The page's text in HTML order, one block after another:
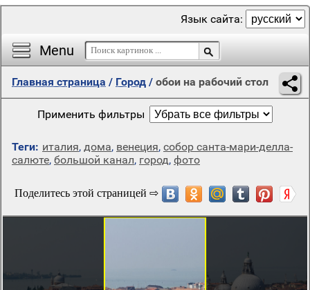
Menu
Язык сайта:
Главная страница / Город / обои на рабочий стол
Применить фильтры
Теги: италия, дома, венеция, собор санта-мари-делла-
салюте, большой канал, город, фото